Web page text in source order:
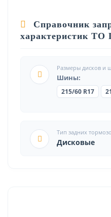
Справочник
характеристик ТО
Размеры дисков и
Шины:
215/60 R17
Тип задних
Дисковые